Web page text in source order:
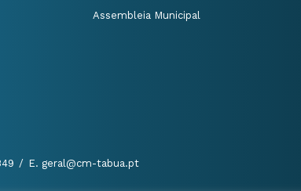
Assembleia Municipal
/ E. geral@cm-tabua.pt